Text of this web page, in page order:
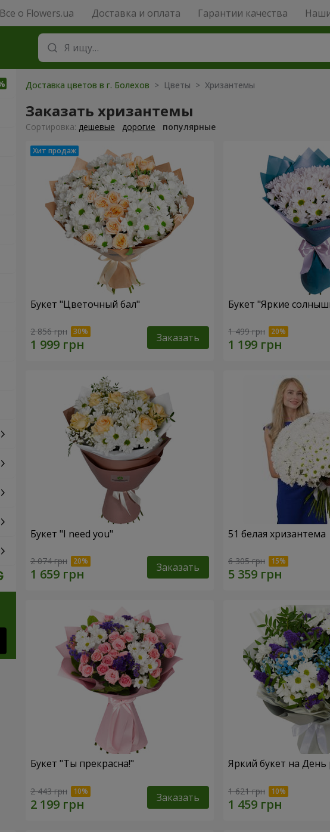
Все о Flowers.ua Доставка и оплата Гарантии качества
Доставка цветов в г. Болехов > Цветы > Хризантемы
Заказать хризантемы
Cортировка: дешевые дорогие популярные
Букет "Цветочный бал"
2 856 грн Заказать
Букет "Яркие
1 499 грн
Букет "I need you"
2 074 грн Заказать
51 белая хризантема
6 305 грн
Букет "Ты прекрасна!"
2 443 грн Заказать
Яркий букет на
1 621 грн